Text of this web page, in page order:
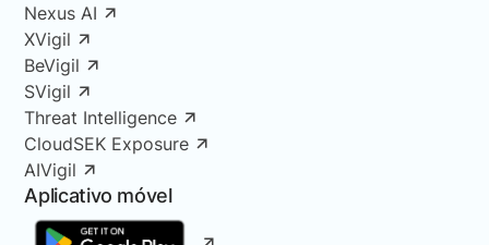
Nexus AI
XVigil
BeVigil
SVigil
Threat Intelligence
CloudSEK Exposure
AIVigil
Aplicativo móvel